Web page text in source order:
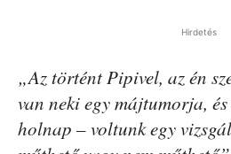
Hirdetés
„Az történt Pipivel, az én
van neki egy májtumorja,
holnap – voltunk egy